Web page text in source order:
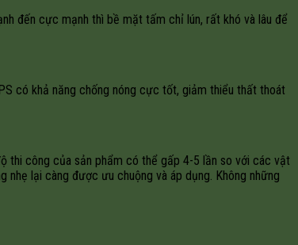
đến cực mạnh thì bề mặt tấm chỉ lún, rất khó và lâu để
có khả năng chống nóng cực tốt, giảm thiểu thất thoát
thi công của sản phẩm có thể gấp 4-5 lần so với các vật
nhẹ lại càng được ưu chuộng và áp dụng. Không những